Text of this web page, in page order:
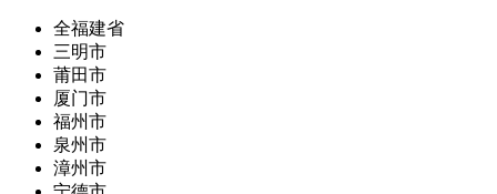
全福建省
三明市
莆田市
厦门市
福州市
泉州市
漳州市